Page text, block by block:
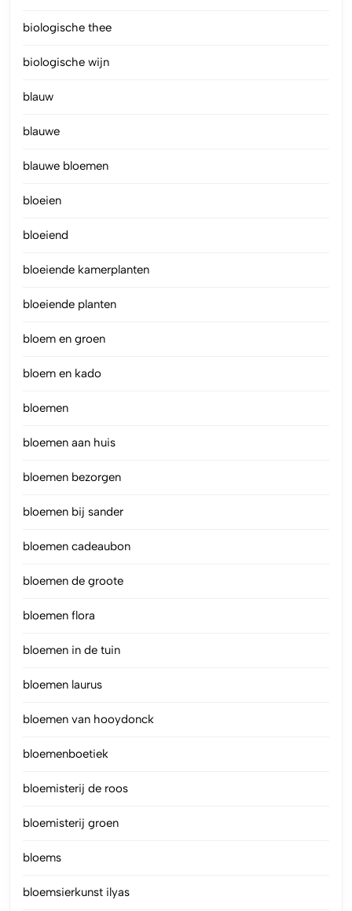
biologische thee
biologische wijn
blauw
blauwe
blauwe bloemen
bloeien
bloeiend
bloeiende kamerplanten
bloeiende planten
bloem en groen
bloem en kado
bloemen
bloemen aan huis
bloemen bezorgen
bloemen bij sander
bloemen cadeaubon
bloemen de groote
bloemen flora
bloemen in de tuin
bloemen laurus
bloemen van hooydonck
bloemenboetiek
bloemisterij de roos
bloemisterij groen
bloems
bloemsierkunst ilyas